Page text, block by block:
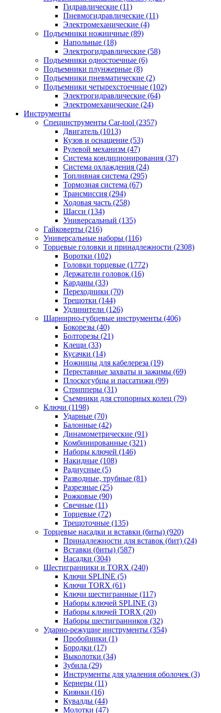
Гидравлические (11)
Пневмогидравлические (11)
Электромеханические (4)
Подъемники ножничные (89)
Напольные (18)
Электрогидравлические (58)
Подъемники одностоечные (6)
Подъемники плунжерные (8)
Подъемники пневматические (2)
Подъемники четырехстоечные (102)
Электрогидравлические (64)
Электромеханические (24)
Инструменты
Специнструменты Car-tool (2357)
Двигатель (1013)
Кузов и оснащение (53)
Рулевой механизм (47)
Система кондиционирования (37)
Система охлаждения (24)
Топливная система (295)
Тормозная система (67)
Трансмиссия (294)
Ходовая часть (258)
Шасси (134)
Универсальный (135)
Гайковерты (216)
Универсальные наборы (116)
Торцевые головки и принадлежности (2308)
Воротки (102)
Головки торцевые (1772)
Держатели головок (16)
Карданы (33)
Переходники (70)
Трещотки (144)
Удлинители (126)
Шарнирно-губцевые инструменты (406)
Бокорезы (40)
Болторезы (21)
Клещи (33)
Кусачки (14)
Ножницы для кабелереза (19)
Переставные захваты и зажимы (69)
Плоскогубцы и пассатижи (99)
Стрипперы (31)
Съемники для стопорных колец (79)
Ключи (1198)
Ударные (70)
Балонные (42)
Динамометрические (91)
Комбинированные (321)
Наборы ключей (146)
Накидные (108)
Радиусные (5)
Разводные, трубные (81)
Разрезные (25)
Рожковые (90)
Свечные (11)
Торцевые (72)
Трещоточные (135)
Торцевые насадки и вставки (биты) (920)
Принадлежности для вставок (бит) (24)
Вставки (биты) (587)
Насадки (304)
Шестигранники и TORX (240)
Ключи SPLINE (5)
Ключи TORX (61)
Ключи шестигранные (117)
Наборы ключей SPLINE (3)
Наборы ключей TORX (20)
Наборы шестигранников (32)
Ударно-режущие инструменты (354)
Пробойники (1)
Бородки (17)
Выколотки (34)
Зубила (29)
Инструменты для удаления оболочек (3)
Кернеры (11)
Киянки (16)
Кувалды (44)
Молотки (47)